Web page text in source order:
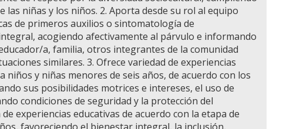
niñas y los niños. 2. Aporta desde su rol al equipo
de primeros auxilios o sintomatología de
acogiendo afectivamente al párvulo e informando
a, familia, otros integrantes de la comunidad
similares. 3. Ofrece variedad de experiencias
y niñas menores de seis años, de acuerdo con los
sus posibilidades motrices e intereses, el uso de
condiciones de seguridad y la protección del
experiencias educativas de acuerdo con la etapa de